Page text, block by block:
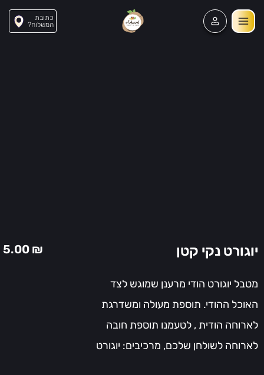
כתובת
?המשלוח
יוגורט נקי קטן
מטבל יוגורט הודי מרענן שמוגש לצד
האוכל ההודי. תוספת מעולה ומשדרגת
לארוחה הודית , לטעמנו תוספת חובה
לארוחה לשולחן שלכם, מרכיבים: יוגורט
5.00 ₪